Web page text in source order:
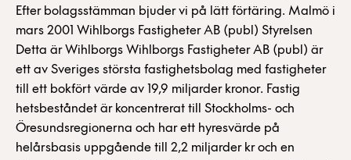
Efter bolagsstämman bjuder vi på lätt förtäring. Malmö i
mars 2001 Wihlborgs Fastigheter AB (publ) Styrelsen
Detta är Wihlborgs Wihlborgs Fastigheter AB (publ) är
ett av Sveriges största fastighetsbolag med fastigheter
till ett bokfört värde av 19,9 miljarder kronor. Fastig
hetsbeståndet är koncentrerat till Stockholms- och
Öresundsregionerna och har ett hyresvärde på
helårsbasis uppgående till 2,2 miljarder kr och en